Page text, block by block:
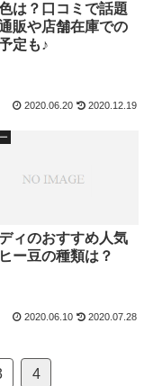
は？口コミで話題
販や店舗在庫での
定も♪
2020.06.20 2020.12.19
ィのおすすめ人気
ー豆の種類は？
2020.06.10 2020.07.28
4